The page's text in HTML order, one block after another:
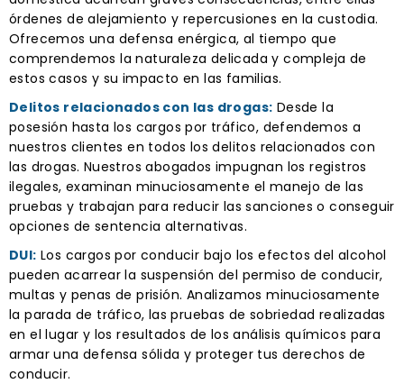
órdenes de alejamiento y repercusiones en la custodia.
Ofrecemos una defensa enérgica, al tiempo que
comprendemos la naturaleza delicada y compleja de
estos casos y su impacto en las familias.
Delitos relacionados con las drogas: Desde la
posesión hasta los cargos por tráfico, defendemos a
nuestros clientes en todos los delitos relacionados con
las drogas. Nuestros abogados impugnan los registros
ilegales, examinan minuciosamente el manejo de las
pruebas y trabajan para reducir las sanciones o conseguir
opciones de sentencia alternativas.
DUI: Los cargos por conducir bajo los efectos del alcohol
pueden acarrear la suspensión del permiso de conducir,
multas y penas de prisión. Analizamos minuciosamente
la parada de tráfico, las pruebas de sobriedad realizadas
en el lugar y los resultados de los análisis químicos para
armar una defensa sólida y proteger tus derechos de
conducir.